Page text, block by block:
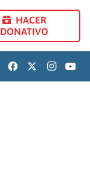
HACER
DONATIVO